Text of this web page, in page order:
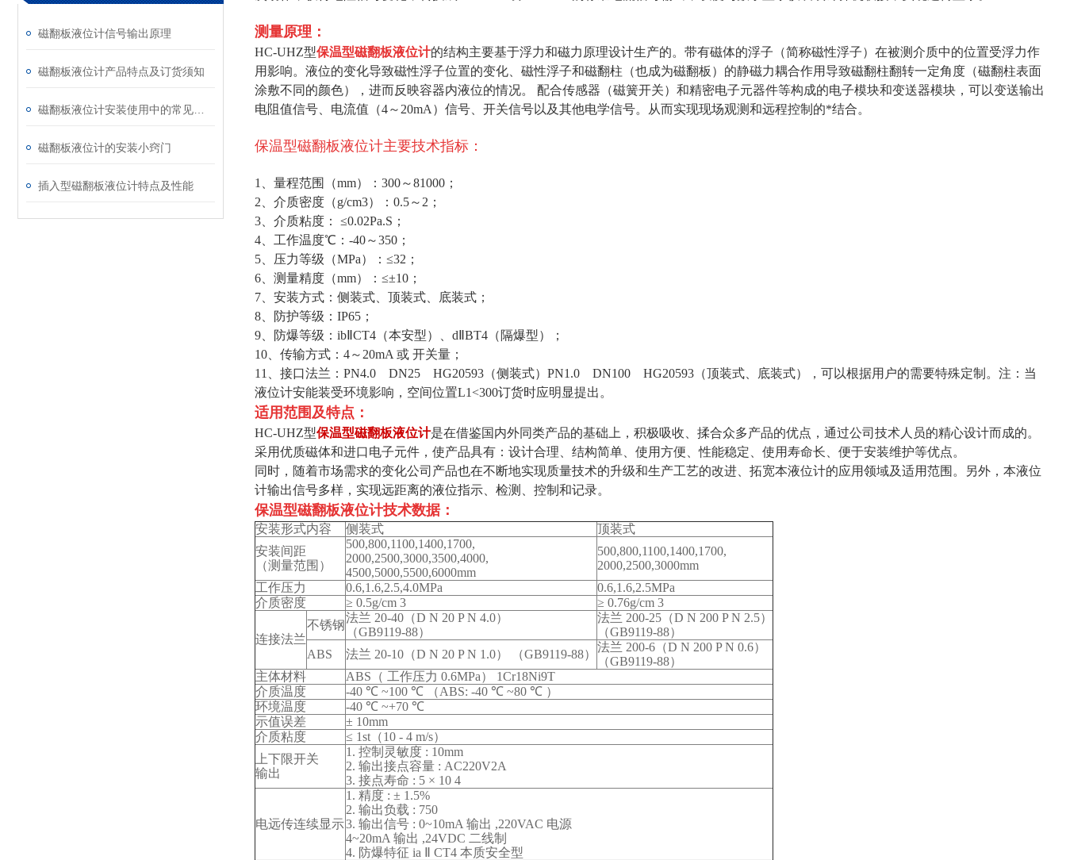
磁翻板液位计信号输出原理
磁翻板液位计产品特点及订货须知
磁翻板液位计的安装小窍门
插入型磁翻板液位计特点及性能
测量原理：
HC-UHZ型保温型磁翻板液位计的结构主要基于浮力和磁力原理设计生产的。带有磁体的浮子（简称磁性浮子）在被测介质中的位置受浮力作
用影响。液位的变化导致磁性浮子位置的变化、磁性浮子和磁翻柱（也成为磁翻板）的静磁力耦合作用导致磁翻柱翻转一定角度（磁翻柱表面
涂敷不同的颜色），进而反映容器内液位的情况。 配合传感器（磁簧开关）和精密电子元器件等构成的电子模块和变送器模块，可以变送输出
电阻值信号、电流值（4～20mA）信号、开关信号以及其他电学信号。从而实现现场观测和远程控制的*结合。
保温型磁翻板液位计主要技术指标：
1、量程范围（mm）：300～81000；
2、介质密度（g/cm3）：0.5～2；
3、介质粘度： ≤0.02Pa.S；
4、工作温度℃：-40～350；
5、压力等级（MPa）：≤32；
6、测量精度（mm）：≤±10；
7、安装方式：侧装式、顶装式、底装式；
8、防护等级：IP65；
9、防爆等级：ibⅡCT4（本安型）、dⅡBT4（隔爆型）；
10、传输方式：4～20mA 或 开关量；
11、接口法兰：PN4.0 DN25 HG20593（侧装式）PN1.0 DN100 HG20593（顶装式、底装式），可以根据用户的需要特殊定制。注：当
液位计安能装受环境影响，空间位置L1<300订货时应明显提出。
适用范围及特点：
HC-UHZ型保温型磁翻板液位计是在借鉴国内外同类产品的基础上，积极吸收、揉合众多产品的优点，通过公司技术人员的精心设计而成的。
采用优质磁体和进口电子元件，使产品具有：设计合理、结构简单、使用方便、性能稳定、使用寿命长、便于安装维护等优点。
同时，随着市场需求的变化公司产品也在不断地实现质量技术的升级和生产工艺的改进、拓宽本液位计的应用领域及适用范围。另外，本液位
计输出信号多样，实现远距离的液位指示、检测、控制和记录。
保温型磁翻板液位计技术数据：
安装形式内容 侧装式
顶装式
安装间距
（测量范围）
500,800,1100,1400,1700,
2000,2500,3000,3500,4000,
4500,5000,5500,6000mm
500,800,1100,1400,1700,
2000,2500,3000mm
工作压力
0.6,1.6,2.5,4.0MPa
0.6,1.6,2.5MPa
介质密度
≥ 0.5g/cm 3 ≥ 0.76g/cm 3
连接法兰
不锈钢
法兰 20-40（D N 20 P N 4.0）
（GB9119-88）
法兰 200-25（D N 200 P N 2.5）
（GB9119-88）
ABS
法兰 20-10（D N 20 P N 1.0） （GB9119-88）
法兰 200-6（D N 200 P N 0.6）
（GB9119-88）
主体材料
ABS（ 工作压力 0.6MPa） 1Cr18Ni9T
介质温度
-40 ℃ ~100 ℃ （ABS: -40 ℃ ~80 ℃ ）
环境温度
-40 ℃ ~+70 ℃
示值误差
± 10mm
介质粘度
≤ 1st（10 - 4 m/s）
上下限开关
输出
1. 控制灵敏度 : 10mm
2. 输出接点容量 : AC220V2A
3. 接点寿命 : 5 × 10 4
电远传连续显示
1. 精度 : ± 1.5%
2. 输出负载 : 750
3. 输出信号 : 0~10mA 输出 ,220VAC 电源
4~20mA 输出 ,24VDC 二线制
4. 防爆特征 ia Ⅱ CT4 本质安全型